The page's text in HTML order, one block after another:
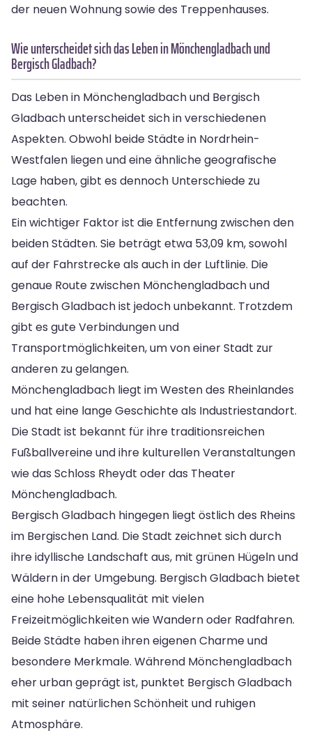
der neuen Wohnung sowie des Treppenhauses.
Wie unterscheidet sich das Leben in Mönchengladbach und
Bergisch Gladbach?
Das Leben in Mönchengladbach und Bergisch
Gladbach unterscheidet sich in verschiedenen
Aspekten. Obwohl beide Städte in Nordrhein-
Westfalen liegen und eine ähnliche geografische
Lage haben, gibt es dennoch Unterschiede zu
beachten.
Ein wichtiger Faktor ist die Entfernung zwischen den
beiden Städten. Sie beträgt etwa 53,09 km, sowohl
auf der Fahrstrecke als auch in der Luftlinie. Die
genaue Route zwischen Mönchengladbach und
Bergisch Gladbach ist jedoch unbekannt. Trotzdem
gibt es gute Verbindungen und
Transportmöglichkeiten, um von einer Stadt zur
anderen zu gelangen.
Mönchengladbach liegt im Westen des Rheinlandes
und hat eine lange Geschichte als Industriestandort.
Die Stadt ist bekannt für ihre traditionsreichen
Fußballvereine und ihre kulturellen Veranstaltungen
wie das Schloss Rheydt oder das Theater
Mönchengladbach.
Bergisch Gladbach hingegen liegt östlich des Rheins
im Bergischen Land. Die Stadt zeichnet sich durch
ihre idyllische Landschaft aus, mit grünen Hügeln und
Wäldern in der Umgebung. Bergisch Gladbach bietet
eine hohe Lebensqualität mit vielen
Freizeitmöglichkeiten wie Wandern oder Radfahren.
Beide Städte haben ihren eigenen Charme und
besondere Merkmale. Während Mönchengladbach
eher urban geprägt ist, punktet Bergisch Gladbach
mit seiner natürlichen Schönheit und ruhigen
Atmosphäre.